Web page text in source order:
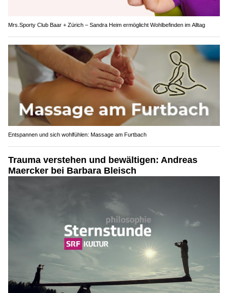
Mrs.Sporty Club Baar + Zürich – Sandra Heim ermöglicht Wohlbefinden im Alltag
Entspannen und sich wohlfühlen: Massage am Furtbach
Trauma verstehen und bewältigen: Andreas
Maercker bei Barbara Bleisch